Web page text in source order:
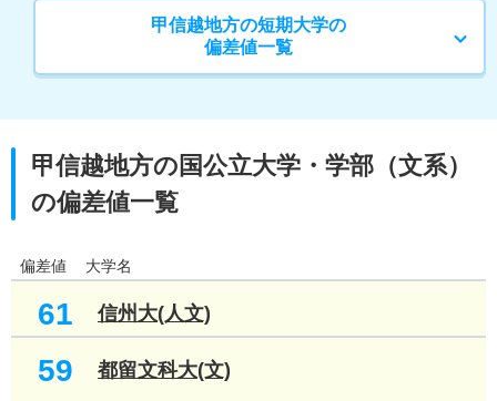
甲信越地方の短期大学の
偏差値一覧
甲信越地方の国公立大学・学部（文系）
の偏差値一覧
偏差値 大学名
61 信州大(人文)
59
都留文科大(文)